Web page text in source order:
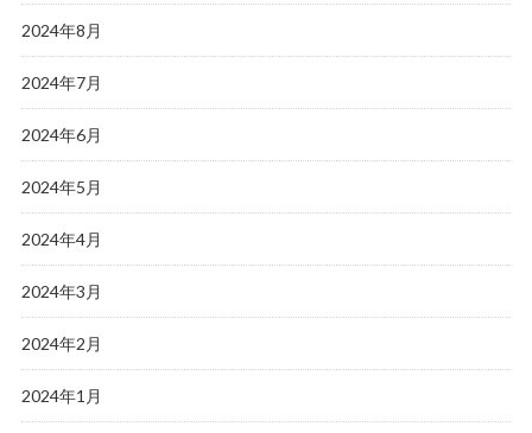
2024年8月
2024年7月
2024年6月
2024年5月
2024年4月
2024年3月
2024年2月
2024年1月